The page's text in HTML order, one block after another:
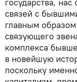
государства,
связей с
главным
связующего
комплекса
в новейшую
поскольку